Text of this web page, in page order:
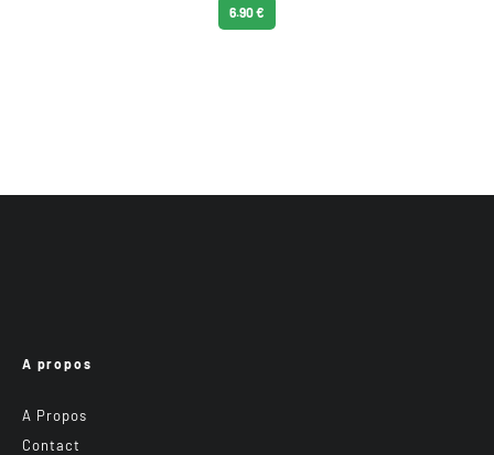
6.90 €
A propos
A Propos
Contact